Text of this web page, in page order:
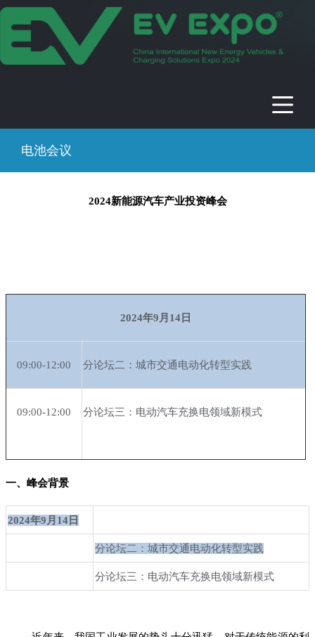
2024年中国国际新能源电动车及充电
桩展
时间：2024年09月13-17日 地点：中国 · 北京 · 北京展览馆
电池会议
2024新能源汽车产业投资峰会
2024年9 月14 日
09:00-12:00 分论坛二：城市交通电动化转型实践
09:00-12:00 分论坛三：电动汽车充换电领域新模式
一、 峰会背景
2024年9 月14 日
分论坛二：城市交通电动化转型实践
分论坛三：电动汽车充换电领域新模式